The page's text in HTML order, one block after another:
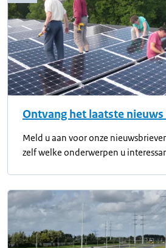
Ontvang het laatste nieuws
Meld u aan voor onze
zelf welke onderwerpen u